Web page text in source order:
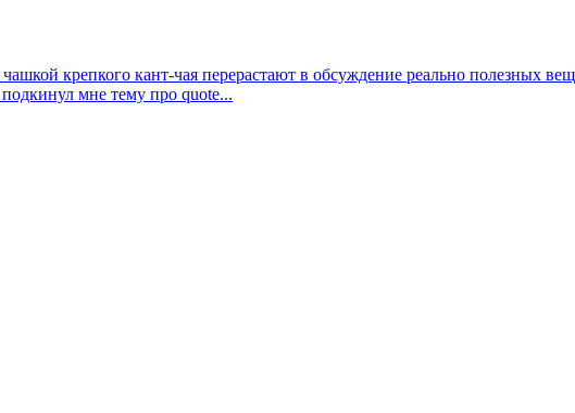
крепкого кант-чая перерастают в обсуждение реально полезных
мне тему про quote...